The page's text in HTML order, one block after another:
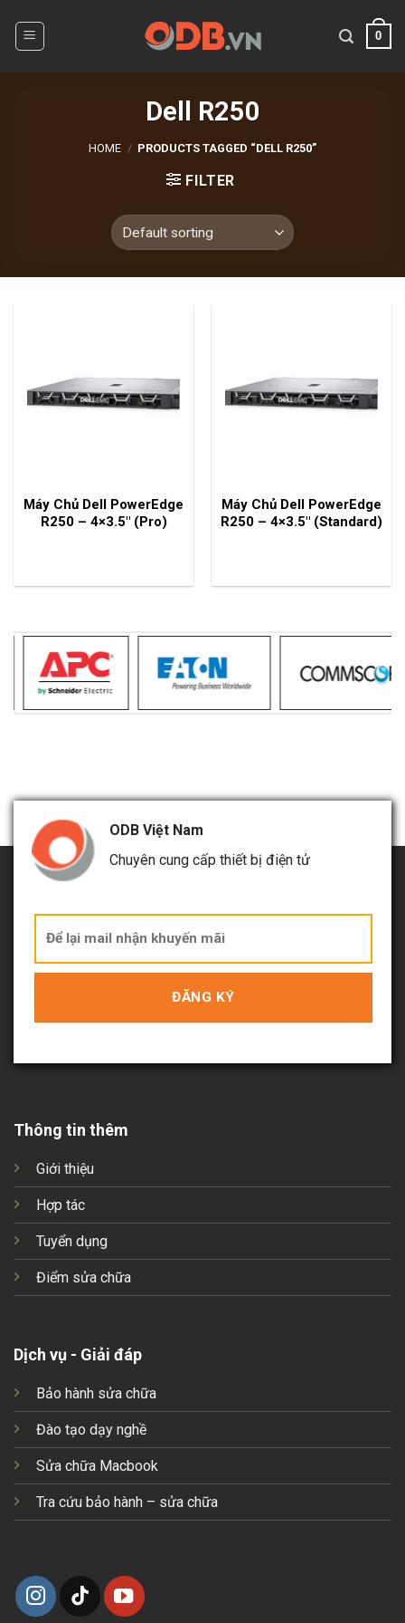
content
0
Dell R250
HOME / PRODUCTS TAGGED “DELL R250”
FILTER
Máy Chủ Dell PowerEdge
R250 – 4×3.5″ (Pro)
Máy Chủ Dell PowerEdge
R250 – 4×3.5″ (Standard)
ODB Việt Nam
Chuyên cung cấp thiết bị điện tử
Thông tin thêm
Giới thiệu
Hợp tác
Tuyển dụng
Điểm sửa chữa
Dịch vụ - Giải đáp
Bảo hành sửa chữa
Đào tạo dạy nghề
Sửa chữa Macbook
Tra cứu bảo hành – sửa chữa